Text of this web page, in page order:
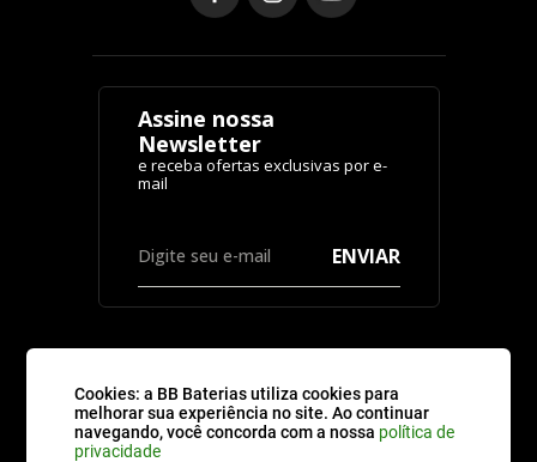
Cookies: a BB Baterias utiliza cookies para
melhorar sua experiência no site. Ao continuar
navegando, você concorda com a nossa política de
privacidade
Assine nossa
Newsletter
ENVIAR
CATEGORIAS